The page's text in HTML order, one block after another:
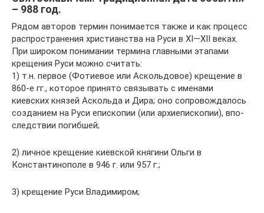
– 988 год.
Рядом авторов термин понимается также и как процесс
распространения христианства на Руси в XI—XII веках.
При широком понимании термина главными этапами
крещения Руси можно считать:
1) т.н. первое (Фотиевое или Аскольдовое) крещение в
860-е гг., которое принято связывать с именами
киевских князей Аскольда и Дира; оно со­про­во­ж­да­лось
соз­да­ни­ем на Ру­си епи­ско­пии (или ар­хи­епи­ско­пии), впо­
след­ст­вии по­гиб­шей;
2) личное крещение киевской княгини Ольги в
Константинополе в 946 г. или 957 г.;
3) крещение Руси Владимиром;